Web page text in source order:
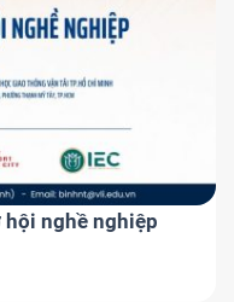
hội nghề nghiệp